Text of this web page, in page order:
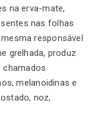
na erva-mate,
nas folhas
responsável
grelhada, produz
melanoidinas e
noz,